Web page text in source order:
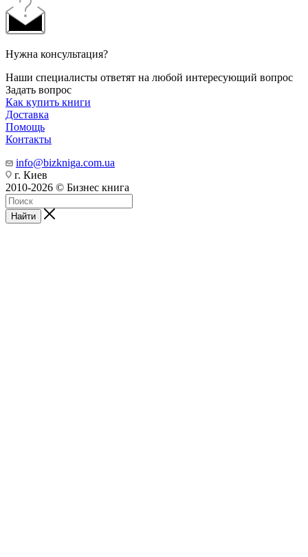
Нужна консультация?
Наши специалисты ответят на любой интересующий вопрос
Задать вопрос
Как купить книги
Доставка
Помощь
Контакты
info@bizkniga.com.ua
г. Киев
2010-2026 © Бизнес книга
Найти